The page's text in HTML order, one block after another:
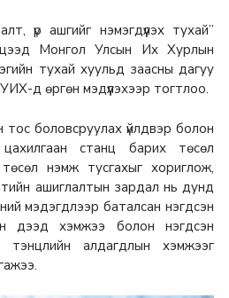
үр ашгийг нэмэгдүүлэх тухай”
Монгол Улсын Их Хурлын
тухай хуульд заасны дагуу
д өргөн мэдүүлэхээр тогтлоо.
тос боловсруулах үйлдвэр болон
цахилгаан станц барих төсөл
нэмж тусгахыг хориглож,
ашиглалтын зардал нь дунд
мэдэгдлээр баталсан нэгдсэн
дээд хэмжээ болон нэгдсэн
тэнцлийн алдагдлын хэмжээг